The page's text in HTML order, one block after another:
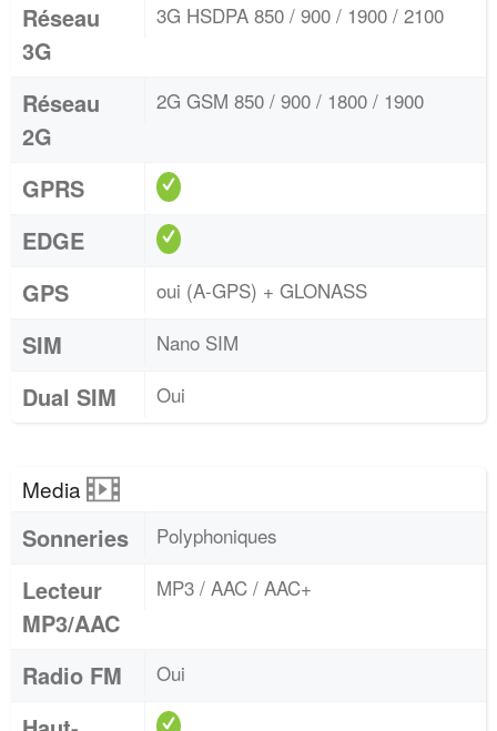
Réseau
3G
3G HSDPA 850 / 900 / 1900 / 2100
Réseau
2G
2G GSM 850 / 900 / 1800 / 1900
GPRS
EDGE
GPS
oui (A-GPS) + GLONASS
SIM Nano SIM
Dual SIM Oui
Media
Sonneries Polyphoniques
Lecteur
MP3/AAC
MP3 / AAC / AAC+
Radio FM Oui